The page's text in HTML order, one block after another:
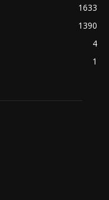
1633
1390
4
1